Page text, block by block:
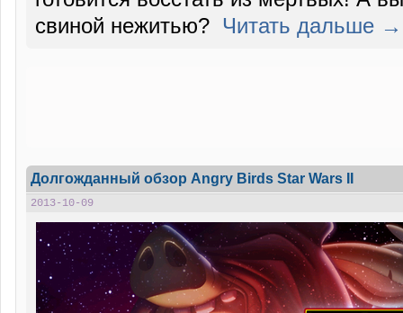
свиной нежитью? Читать дальше →
Долгожданный обзор Angry Birds Star Wars II
2013-10-09